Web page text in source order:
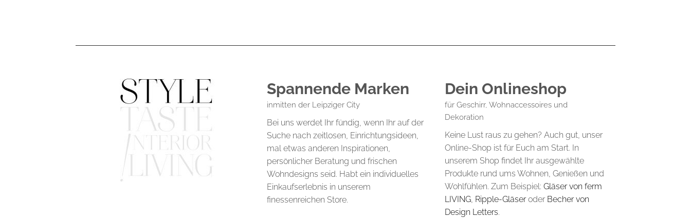
Spannende Marken
inmitten der Leipziger City
Bei uns werdet Ihr fündig, wenn Ihr auf der
Suche nach zeitlosen, Einrichtungsideen,
mal etwas anderen Inspirationen,
persönlicher Beratung und frischen
Wohndesigns seid. Habt ein individuelles
Einkaufserlebnis in unserem
finessenreichen Store.
Dein Onlineshop
für Geschirr, Wohnaccessoires und
Dekoration
Keine Lust raus zu gehen? Auch gut, unser
Online-Shop ist für Euch am Start. In
unserem Shop findet Ihr ausgewählte
Produkte rund ums Wohnen, Genießen und
Wohlfühlen. Zum Beispiel:Gläser von ferm
LIVING, Ripple-Gläseroder Becher von
Design Letters.